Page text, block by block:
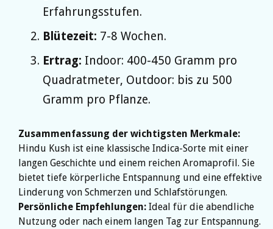
Erfahrungsstufen.
Blütezeit: 7-8 Wochen.
Ertrag: Indoor: 400-450 Gramm pro
Quadratmeter, Outdoor: bis zu 500
Gramm pro Pflanze.
Zusammenfassung der wichtigsten Merkmale:
Hindu Kush ist eine klassische Indica-Sorte mit einer
langen Geschichte und einem reichen Aromaprofil. Sie
bietet tiefe körperliche Entspannung und eine effektive
Linderung von Schmerzen und Schlafstörungen.
Persönliche Empfehlungen: Ideal für die abendliche
Nutzung oder nach einem langen Tag zur Entspannung.